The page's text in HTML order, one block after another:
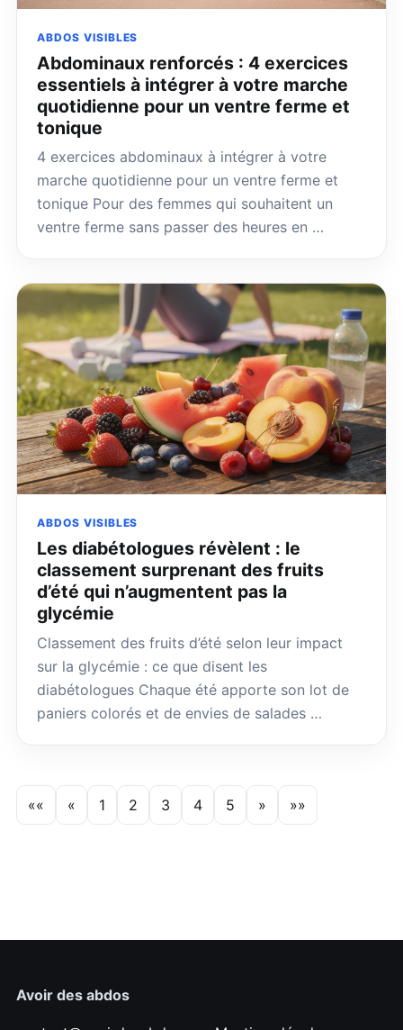
ABDOS VISIBLES
Abdominaux renforcés : 4 exercices
essentiels à intégrer à votre marche
quotidienne pour un ventre ferme et
tonique
4 exercices abdominaux à intégrer à votre
marche quotidienne pour un ventre ferme et
tonique Pour des femmes qui souhaitent un
ventre ferme sans passer des heures en …
ABDOS VISIBLES
Les diabétologues révèlent : le
classement surprenant des fruits
d’été qui n’augmentent pas la
glycémie
Classement des fruits d’été selon leur impact
sur la glycémie : ce que disent les
diabétologues Chaque été apporte son lot de
paniers colorés et de envies de salades …
«« « 1 2 3 4 5 » »»
Avoir des abdos